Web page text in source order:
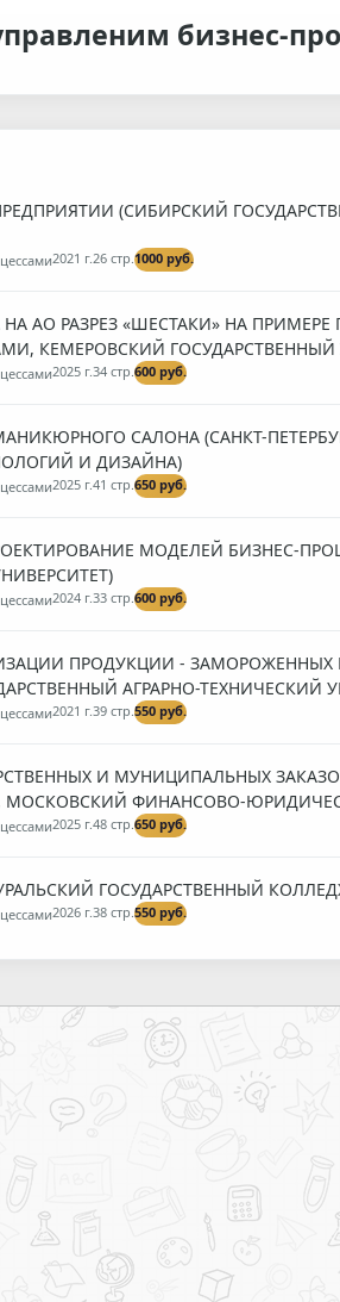
бизнес-
(СИБИРСКИЙ
2021 г.26 стр.1000 руб.
АО РАЗРЕЗ «ШЕСТАКИ» НА
КЕМЕРОВСКИЙ ГОСУДАРСТВЕННЫЙ
2025 г.34 стр.600 руб.
САЛОНА (САНКТ-
И ДИЗАЙНА)
2025 г.41 стр.650 руб.
МОДЕЛЕЙ БИЗНЕС-
2024 г.33 стр.600 руб.
ПРОДУКЦИИ - ЗАМОРОЖЕННЫХ
АГРАРНО-ТЕХНИЧЕСКИЙ
2021 г.39 стр.550 руб.
И МУНИЦИПАЛЬНЫХ
МОСКОВСКИЙ ФИНАНСОВО-
2025 г.48 стр.650 руб.
ГОСУДАРСТВЕННЫЙ
2026 г.38 стр.550 руб.